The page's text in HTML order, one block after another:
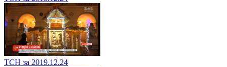
ТСН за 2019.12.24